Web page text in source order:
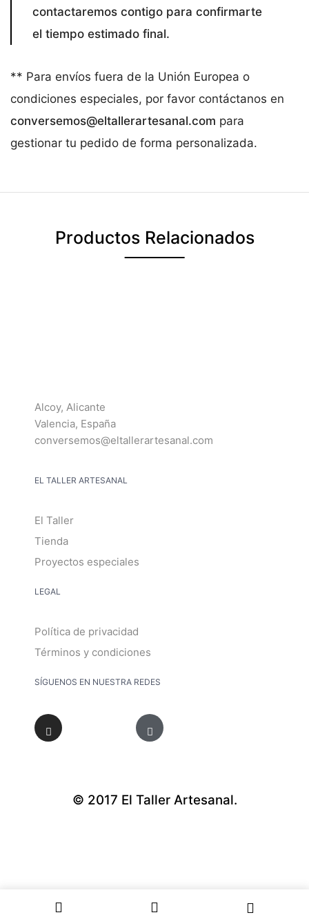
contactaremos contigo para confirmarte
el tiempo estimado final.
** Para envíos fuera de la Unión Europea o
condiciones especiales, por favor contáctanos en
conversemos@eltallerartesanal.com para
gestionar tu pedido de forma personalizada.
Productos Relacionados
Alcoy, Alicante
Valencia, España
conversemos@eltallerartesanal.com
EL TALLER ARTESANAL
El Taller
Tienda
Proyectos especiales
LEGAL
Política de privacidad
Términos y condiciones
SÍGUENOS EN NUESTRA REDES
© 2017 El Taller Artesanal.